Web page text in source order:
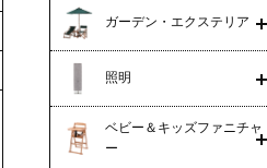
ガーデン・エクステリア
照明
ベビー＆キッズファニチャ
ー